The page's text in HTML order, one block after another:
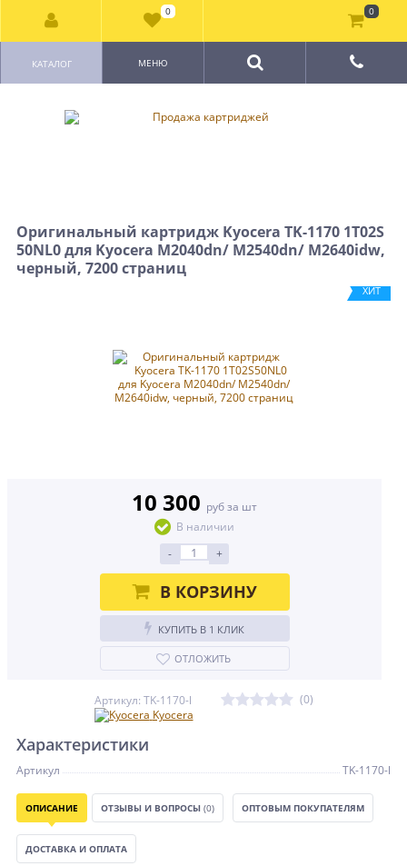
КАТАЛОГ МЕНЮ
Оригинальный картридж Kyocera TK-1170 1T02S
50NL0 для Kyocera M2040dn/ M2540dn/ M2640idw,
черный, 7200 страниц
ХИТ
10 300 руб за шт
В наличии
-
+
В КОРЗИНУ
КУПИТЬ В 1 КЛИК
ОТЛОЖИТЬ
Артикул: TK-1170-l
(0)
Kyocera
Характеристики
Артикул TK-1170-l
ОПИСАНИЕ ОТЗЫВЫ И ВОПРОСЫ (0) ОПТОВЫМ ПОКУПАТЕЛЯМ
ДОСТАВКА И ОПЛАТА
0 0